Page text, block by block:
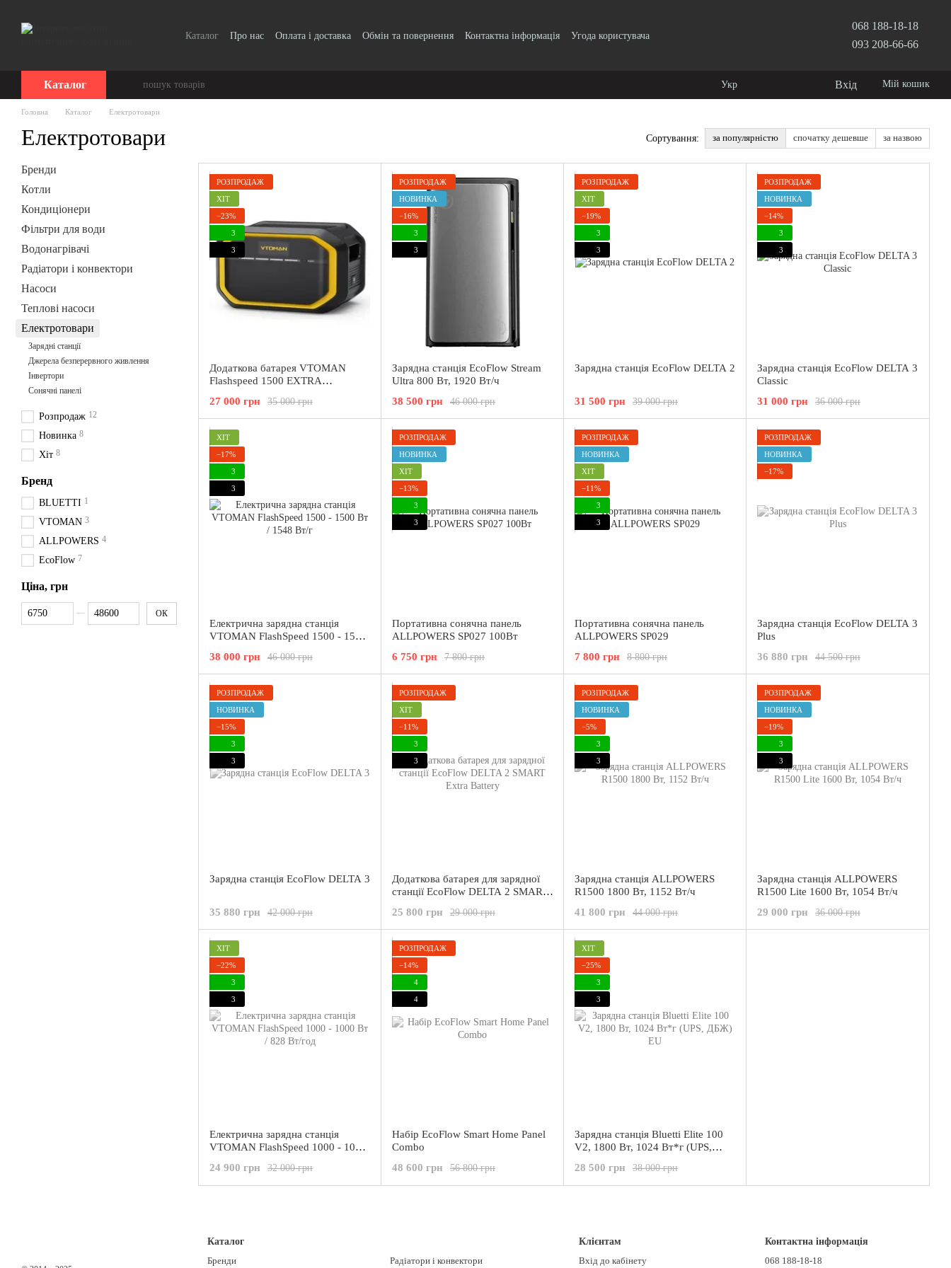
Каталог Про нас Оплата і доставка Обмін та повернення Контактна інформація Угода користувача
068 188-18-18
093 208-66-66
Каталог Укр Вхід Мій кошик
Головна Каталог Електротовари
Електротовари Сортування: за популярністю спочатку дешевше за назвою
РОЗПРОДАЖ
ХІТ
−23%
3
3
Додаткова батарея VTOMAN
Flashspeed 1500 EXTRA
35 000 грн
27 000 грн
РОЗПРОДАЖ
НОВИНКА
−16%
3
3
Зарядна станція EcoFlow Stream
Ultra 800 Вт, 1920 Вт/ч
46 000 грн
38 500 грн
РОЗПРОДАЖ
ХІТ
−19%
3
3
Зарядна станція EcoFlow DELTA 2
39 000 грн
31 500 грн
РОЗПРОДАЖ
НОВИНКА
−14%
3
3
Зарядна станція EcoFlow DELTA 3
Classic
36 000 грн
31 000 грн
ХІТ
−17%
3
3
Електрична зарядна станція
VTOMAN FlashSpeed 1500 - 1500
46 000 грн
38 000 грн
РОЗПРОДАЖ
НОВИНКА
ХІТ
−13%
3
3
Портативна сонячна панель
ALLPOWERS SP027 100Вт
7 800 грн
6 750 грн
РОЗПРОДАЖ
НОВИНКА
ХІТ
−11%
3
3
Портативна сонячна панель
ALLPOWERS SP029
8 800 грн
7 800 грн
РОЗПРОДАЖ
НОВИНКА
−17%
Зарядна станція EcoFlow DELTA 3
Plus
44 500 грн
36 880 грн
РОЗПРОДАЖ
НОВИНКА
−15%
3
3
Зарядна станція EcoFlow DELTA 3
42 000 грн
35 880 грн
РОЗПРОДАЖ
ХІТ
−11%
3
3
Додаткова батарея для зарядної
станції EcoFlow DELTA 2 SMART
29 000 грн
25 800 грн
РОЗПРОДАЖ
НОВИНКА
−5%
3
3
Зарядна станція ALLPOWERS
R1500 1800 Вт, 1152 Вт/ч
44 000 грн
41 800 грн
РОЗПРОДАЖ
НОВИНКА
−19%
3
3
Зарядна станція ALLPOWERS
R1500 Lite 1600 Вт, 1054 Вт/ч
36 000 грн
29 000 грн
ХІТ
−22%
3
3
Електрична зарядна станція
VTOMAN FlashSpeed 1000 - 1000
32 000 грн
24 900 грн
РОЗПРОДАЖ
−14%
4
4
Набір EcoFlow Smart Home Panel
Combo
56 800 грн
48 600 грн
ХІТ
−25%
3
3
Зарядна станція Bluetti Elite 100
V2, 1800 Вт, 1024 Вт*г (UPS,
38 000 грн
28 500 грн
Бренди
Котли
Кондиціонери
Фільтри для води
Водонагрівачі
Радіатори і конвектори
Насоси
Теплові насоси
Електротовари
Зарядні станції
Джерела безперервного живлення
Інвертори
Сонячні панелі
Розпродаж 12
Новинка 8
Хіт 8
Бренд
BLUETTI 1
VTOMAN 3
ALLPOWERS 4
EcoFlow 7
Ціна, грн
Від Ціна, грн
До Ціна, грн
ОК
Каталог
Бренди
Радіатори і конвектори
Клієнтам
Вхід до кабінету
Контактна інформація
068 188-18-18